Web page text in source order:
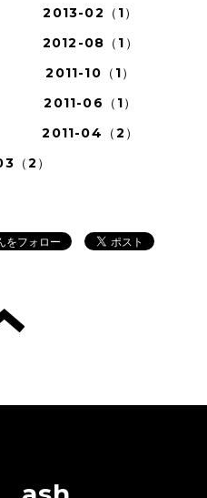
2013-02（1）
2012-08（1）
2011-10（1）
2011-06（1）
2011-04（2）
（2）